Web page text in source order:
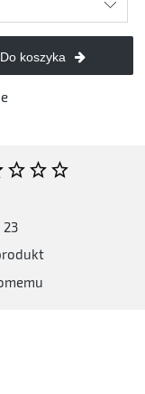
Do koszyka
23